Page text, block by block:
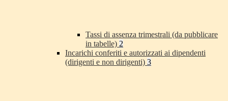
Tassi di assenza trimestrali (da pubblicare
in tabelle) 2
Incarichi conferiti e autorizzati ai dipendenti
(dirigenti e non dirigenti) 3